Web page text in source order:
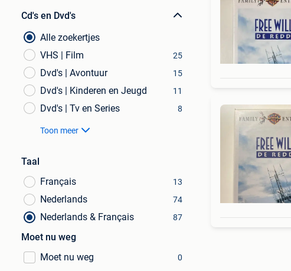
Cd's en Dvd's
Alle zoekertjes
VHS | Film
25
Dvd's | Avontuur 15
Dvd's | Kinderen en Jeugd 11
Dvd's | Tv en Series 8
Toon meer
Taal
Français
13
Nederlands 74
Nederlands & Français 87
Moet nu weg
Moet nu weg
0